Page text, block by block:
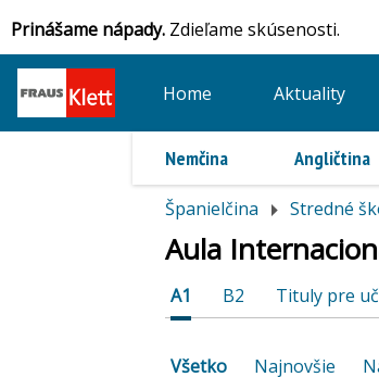
Prinášame nápady. Zdieľame skúsenosti.
Home Aktuality
Nemčina Angličtina
Španielčina Stredné
Aula
A1 B2 Tituly pre
Všetko Najnovšie